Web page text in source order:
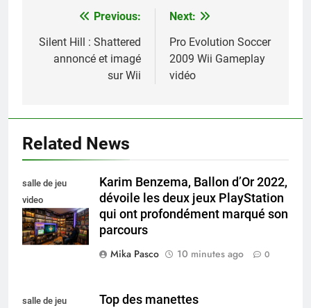
Navigation
de
Previous:
Silent Hill : Shattered
annoncé et imagé
sur Wii
Next:
Pro Evolution Soccer
2009 Wii Gameplay
vidéo
Related News
salle de jeu
video
collectionneur
Karim Benzema, Ballon d’Or 2022,
dévoile les deux jeux PlayStation
qui ont profondément marqué son
parcours
Mika Pasco
10 minutes ago 0
salle de jeu Top des manettes